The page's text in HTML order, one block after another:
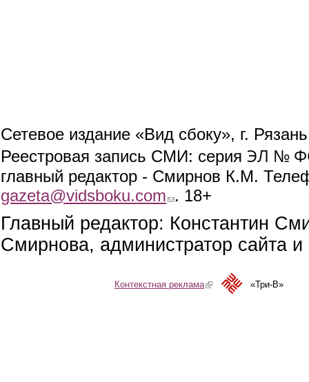
Сетевое издание «Вид сбоку», г.
Реестровая запись СМИ: серия ЭЛ №
главный редактор - Смирнов К.М.
gazeta@vidsboku.com (link sends e-mail)
. 18+
Главный редактор: Константин
Смирнова, администратор сайта
Контекстная реклама(link is external)«Три-В»